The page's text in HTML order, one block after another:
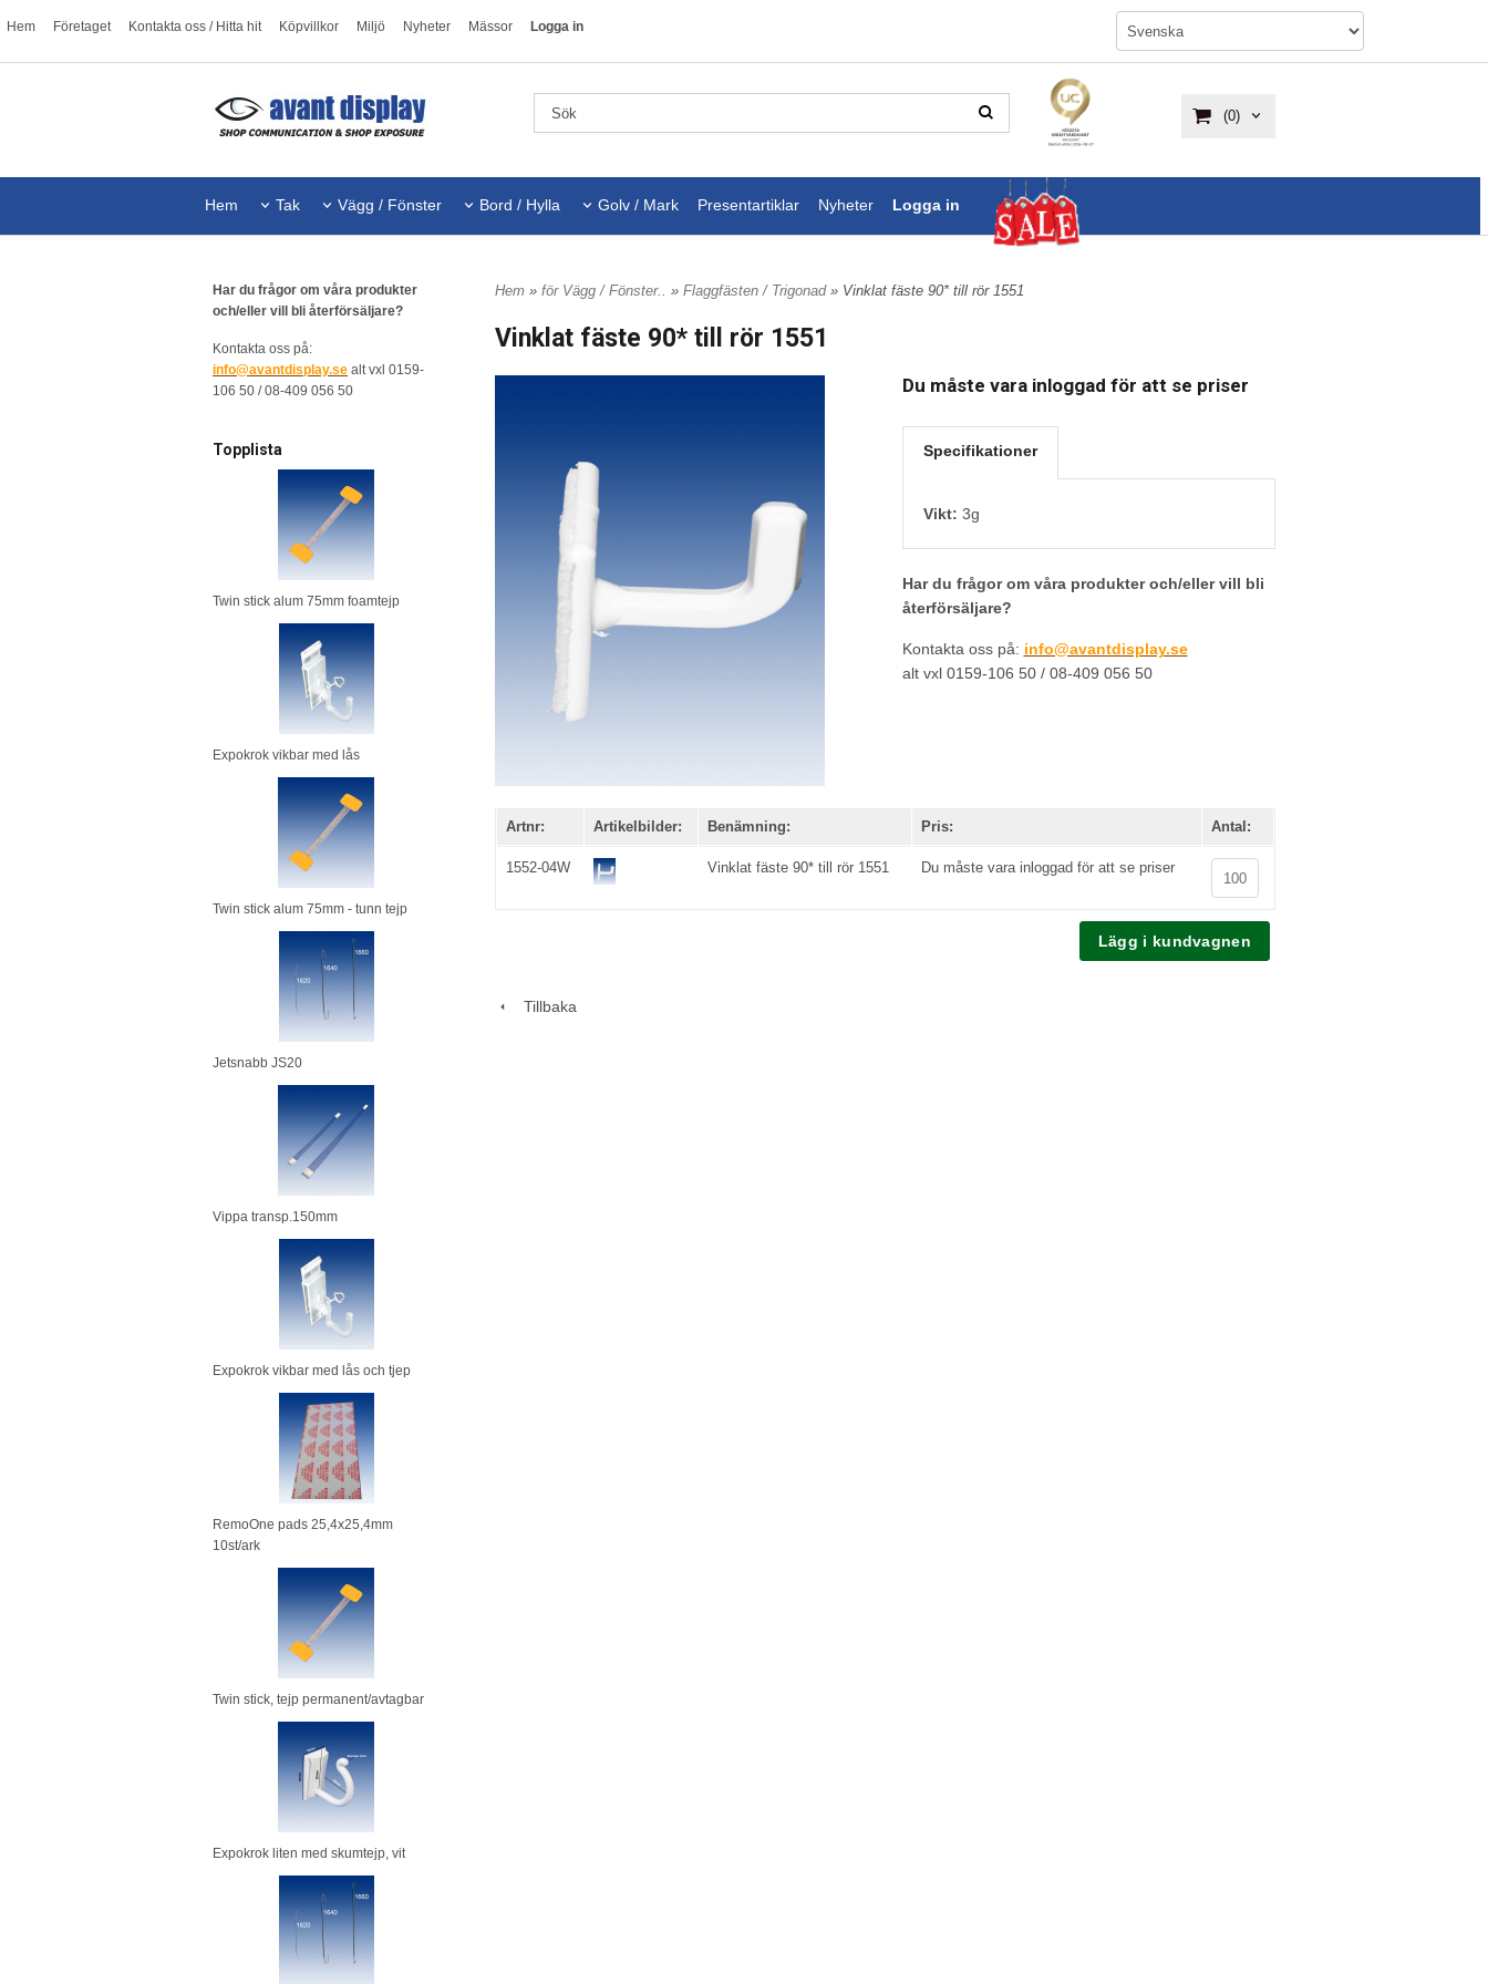
Hem Företaget Kontakta oss / Hitta hit Köpvillkor Miljö Nyheter Mässor Logga in
(0)
Hem Tak Vägg / Fönster Bord / Hylla Golv / Mark Presentartiklar Nyheter Logga in
Har du frågor om våra produkter
och/eller vill bli återförsäljare?
Kontakta oss på:
info@avantdisplay.se alt vxl 0159-
106 50 / 08-409 056 50
Topplista
Twin stick alum 75mm foamtejp
Expokrok vikbar med lås
Twin stick alum 75mm - tunn tejp
Jetsnabb JS20
Vippa transp.150mm
Expokrok vikbar med lås och tjep
RemoOne pads 25,4x25,4mm
10st/ark
Twin stick, tejp permanent/avtagbar
Expokrok liten med skumtejp, vit
Hem » för Vägg / Fönster.. » Flaggfästen / Trigonad » Vinklat fäste 90* till rör 1551
Vinklat fäste 90* till rör 1551
Du måste vara inloggad för att se priser
Specifikationer
Vikt: 3g
Har du frågor om våra produkter och/eller vill bli
återförsäljare?
Kontakta oss på: info@avantdisplay.se
alt vxl 0159-106 50 / 08-409 056 50
Artnr: Artikelbilder: Benämning: Pris: Antal:
1552-04W Vinklat fäste 90* till rör 1551 Du måste vara inloggad för att se priser
Tillbaka